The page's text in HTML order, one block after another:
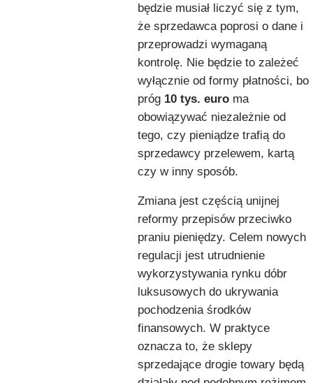
będzie musiał liczyć się z tym,
że sprzedawca poprosi o dane i
przeprowadzi wymaganą
kontrolę. Nie będzie to zależeć
wyłącznie od formy płatności, bo
próg 10 tys. euro ma
obowiązywać niezależnie od
tego, czy pieniądze trafią do
sprzedawcy przelewem, kartą
czy w inny sposób.
Zmiana jest częścią unijnej
reformy przepisów przeciwko
praniu pieniędzy. Celem nowych
regulacji jest utrudnienie
wykorzystywania rynku dóbr
luksusowych do ukrywania
pochodzenia środków
finansowych. W praktyce
oznacza to, że sklepy
sprzedające drogie towary będą